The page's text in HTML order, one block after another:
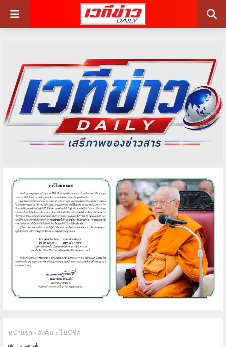
หน้าแรก สังคม ไม่มีชื่อ